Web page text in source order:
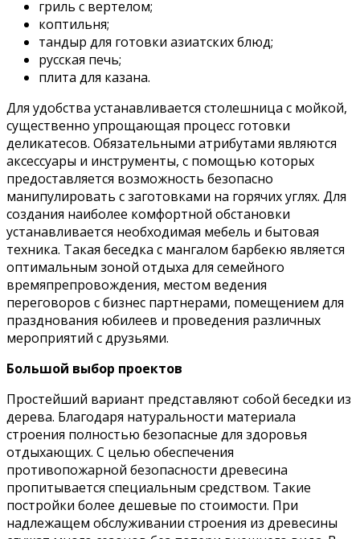
гриль с вертелом;
коптильня;
тандыр для готовки азиатских блюд;
русская печь;
плита для казана.
Для удобства устанавливается столешница с мойкой,
существенно упрощающая процесс готовки
деликатесов. Обязательными атрибутами являются
аксессуары и инструменты, с помощью которых
предоставляется возможность безопасно
манипулировать с заготовками на горячих углях. Для
создания наиболее комфортной обстановки
устанавливается необходимая мебель и бытовая
техника. Такая беседка с мангалом барбекю является
оптимальным зоной отдыха для семейного
времяпрепровождения, местом ведения
переговоров с бизнес партнерами, помещением для
празднования юбилеев и проведения различных
мероприятий с друзьями.
Большой выбор проектов
Простейший вариант представляют собой беседки из
дерева. Благодаря натуральности материала
строения полностью безопасные для здоровья
отдыхающих. С целью обеспечения
противопожарной безопасности древесина
пропитывается специальным средством. Такие
постройки более дешевые по стоимости. При
надлежащем обслуживании строения из древесины